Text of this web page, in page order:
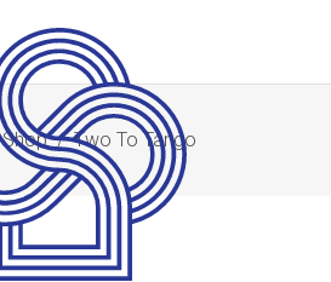
Shop/Two To Tango